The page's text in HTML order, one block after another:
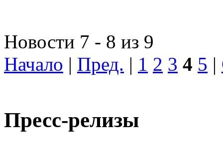
Новости 7 - 8 из 9
Начало | Пред. | 1 2 3 4 5 |
Пресс-релизы